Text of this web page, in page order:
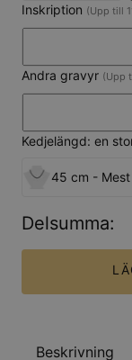
Inskription (Upp till
Andra gravyr (Upp
Kedjelängd: en
45 cm -
Delsumma:
Beskrivning